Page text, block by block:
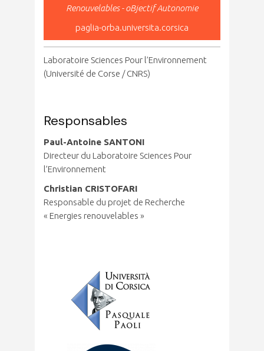
Renouvelables - oBjectif Autonomie
paglia-orba.universita.corsica
Laboratoire Sciences Pour l’Environnement
(Université de Corse / CNRS)
Responsables
Paul-Antoine SANTONI
Directeur du Laboratoire Sciences Pour
l’Environnement
Christian CRISTOFARI
Responsable du projet de Recherche
« Energies renouvelables »